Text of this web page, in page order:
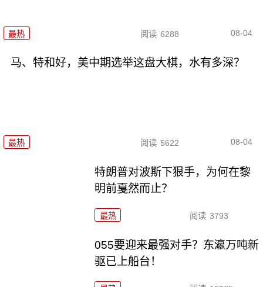
最热 阅读 6288 08-04
马、特和好，美中期选举这盘大棋，水有多深？
最热 阅读 5622 08-04
特朗普对波斯下狠手，为何在黎
明前戛然而止？
最热 阅读 3793
055要迎来最强对手？东瀛万吨新
驱已上船台！